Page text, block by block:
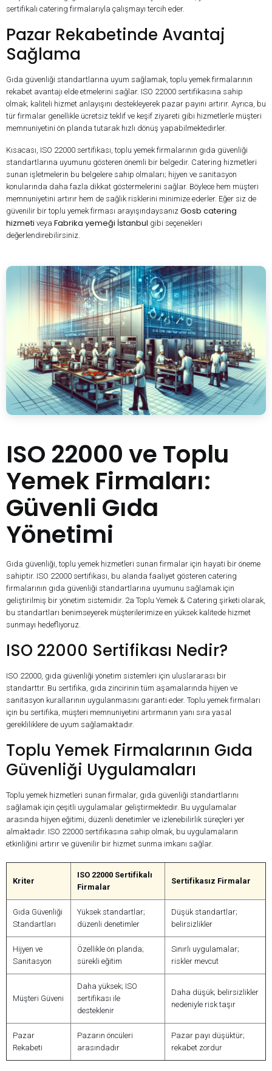
sertifikalı catering firmalarıyla çalışmayı tercih eder.
Pazar Rekabetinde Avantaj
Sağlama
Gıda güvenliği standartlarına uyum sağlamak, toplu yemek firmalarının
rekabet avantajı elde etmelerini sağlar. ISO 22000 sertifikasına sahip
olmak; kaliteli hizmet anlayışını destekleyerek pazar payını artırır. Ayrıca, bu
tür firmalar genellikle ücretsiz teklif ve keşif ziyareti gibi hizmetlerle müşteri
memnuniyetini ön planda tutarak hızlı dönüş yapabilmektedirler.
Kısacası, ISO 22000 sertifikası, toplu yemek firmalarının gıda güvenliği
standartlarına uyumunu gösteren önemli bir belgedir. Catering hizmetleri
sunan işletmelerin bu belgelere sahip olmaları; hijyen ve sanitasyon
konularında daha fazla dikkat göstermelerini sağlar. Böylece hem müşteri
memnuniyetini artırır hem de sağlık risklerini minimize ederler. Eğer siz de
güvenilir bir toplu yemek firması arayışındaysanız Gosb catering
hizmeti veya Fabrika yemeği İstanbul gibi seçenekleri
değerlendirebilirsiniz.
ISO 22000 ve Toplu
Yemek Firmaları:
Güvenli Gıda
Yönetimi
Gıda güvenliği, toplu yemek hizmetleri sunan firmalar için hayati bir öneme
sahiptir. ISO 22000 sertifikası, bu alanda faaliyet gösteren catering
firmalarının gıda güvenliği standartlarına uyumunu sağlamak için
geliştirilmiş bir yönetim sistemidir. 2a Toplu Yemek & Catering şirketi olarak,
bu standartları benimseyerek müşterilerimize en yüksek kalitede hizmet
sunmayı hedefliyoruz.
ISO 22000 Sertifikası Nedir?
ISO 22000, gıda güvenliği yönetim sistemleri için uluslararası bir
standarttır. Bu sertifika, gıda zincirinin tüm aşamalarında hijyen ve
sanitasyon kurallarının uygulanmasını garanti eder. Toplu yemek firmaları
için bu sertifika, müşteri memnuniyetini artırmanın yanı sıra yasal
gerekliliklere de uyum sağlamaktadır.
Toplu Yemek Firmalarının Gıda
Güvenliği Uygulamaları
Toplu yemek hizmetleri sunan firmalar, gıda güvenliği standartlarını
sağlamak için çeşitli uygulamalar geliştirmektedir. Bu uygulamalar
arasında hijyen eğitimi, düzenli denetimler ve izlenebilirlik süreçleri yer
almaktadır. ISO 22000 sertifikasına sahip olmak, bu uygulamaların
etkinliğini artırır ve güvenilir bir hizmet sunma imkanı sağlar.
Kriter
ISO 22000 Sertifikalı
Firmalar
Sertifikasız Firmalar
Gıda Güvenliği
Standartları
Yüksek standartlar;
düzenli denetimler
Düşük standartlar;
belirsizlikler
Hijyen ve
Sanitasyon
Özellikle ön planda;
sürekli eğitim
Sınırlı uygulamalar;
riskler mevcut
Müşteri Güveni
Daha yüksek; ISO
sertifikası ile
desteklenir
Daha düşük; belirsizlikler
nedeniyle risk taşır
Pazar
Rekabeti
Pazarın öncüleri
arasındadır
Pazar payı düşüktür;
rekabet zordur